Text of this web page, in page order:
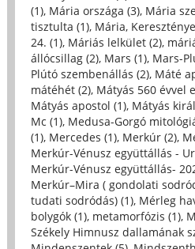
(1), Mária országa (3), Mária
tisztulta (1), Mária,
24. (1), Máriás lelkület (2),
állócsillag (2), Mars (1), Mars-
Plútó szembenállás (2), Máté
mátéhét (2), Mátyás 560 évvel
Mátyás apostol (1), Mátyás
Mc (1), Medusa-Gorgó
(1), Mercedes (1), Merkúr (2),
Merkúr-Vénusz együttállás -
Merkúr-Vénusz együttállás-
Merkúr–Mira ( gondolati
tudati sodródás) (1), Mérleg
bolygók (1), metamorfózis (1),
Székely Himnusz dallamának